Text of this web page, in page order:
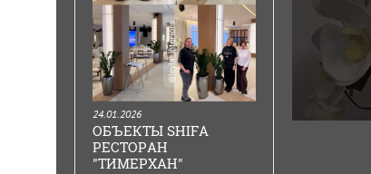
24.01.2026
ОБЪЕКТЫ SHIFA
РЕСТОРАН
"ТИМЕРХАН"